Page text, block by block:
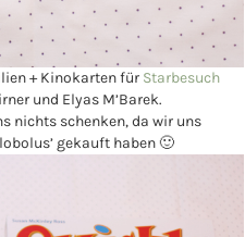
+ Kinokarten für Starbesuch
und Elyas M’Barek.
nichts schenken, da wir uns
gekauft haben 🙂